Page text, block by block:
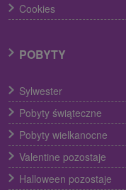
Cookies
POBYTY
Sylwester
Pobyty świąteczne
Pobyty wielkanocne
Valentine pozostaje
Halloween pozostaje